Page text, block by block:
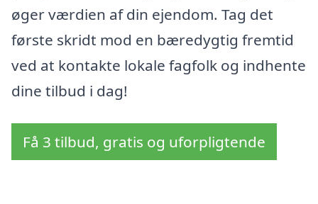
øger værdien af din ejendom. Tag det
første skridt mod en bæredygtig fremtid
ved at kontakte lokale fagfolk og indhente
dine tilbud i dag!
Få 3 tilbud, gratis og uforpligtende